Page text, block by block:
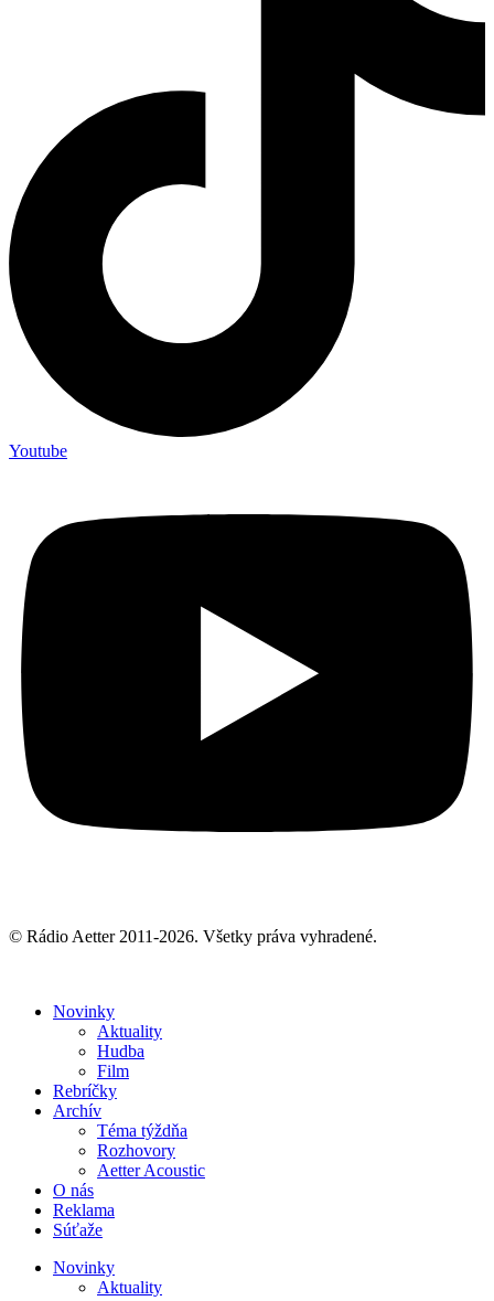
Youtube
© Rádio Aetter 2011-2026. Všetky práva vyhradené.
Novinky
Aktuality
Hudba
Film
Rebríčky
Archív
Téma týždňa
Rozhovory
Aetter Acoustic
O nás
Reklama
Súťaže
Novinky
Aktuality